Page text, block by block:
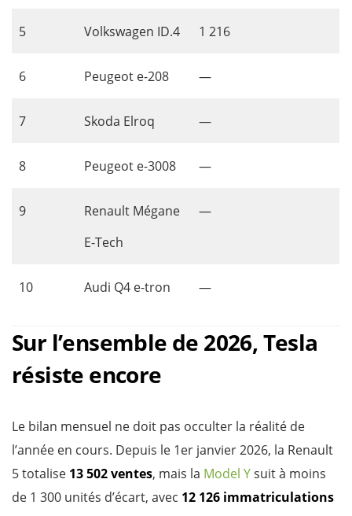
5 Volkswagen ID.4 1 216
6 Peugeot e-208 —
7 Skoda Elroq —
8 Peugeot e-3008 —
9
Renault Mégane
E-Tech
—
10 Audi Q4 e-tron —
Sur l’ensemble de 2026, Tesla
résiste encore
Le bilan mensuel ne doit pas occulter la réalité de
l’année en cours. Depuis le 1er janvier 2026, la Renault
5 totalise 13 502 ventes, mais la Model Ysuit à moins
de 1 300 unités d’écart, avec 12 126 immatriculations